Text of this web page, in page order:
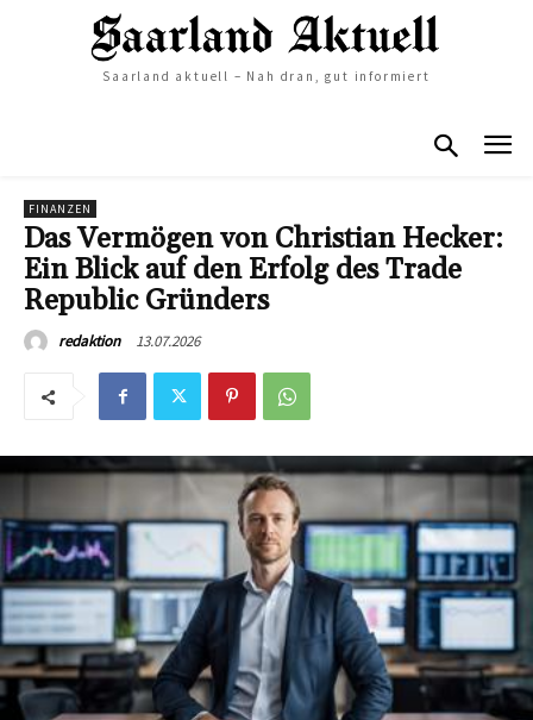
Saarland aktuell – Nah dran, gut informiert
FINANZEN
Das Vermögen von Christian Hecker:
Ein Blick auf den Erfolg des Trade
Republic Gründers
redaktion 13.07.2026